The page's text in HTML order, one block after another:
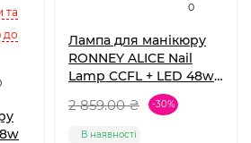
та
до
0
Лампа для манікюру
RONNEY ALICE Nail
Lamp CCFL + LED 48w
(GY-LCL-015D) Black
2 859.00 ₴ -30%
В наявності